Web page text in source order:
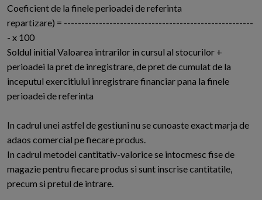
Coeficient de la finele perioadei de referinta
repartizare) = ------------------------------------------------------
- x 100
Soldul initial Valoarea intrarilor in cursul al stocurilor +
perioadei la pret de inregistrare, de pret de cumulat de la
inceputul exercitiului inregistrare financiar pana la finele
perioadei de referinta
In cadrul unei astfel de gestiuni nu se cunoaste exact marja de
adaos comercial pe fiecare produs.
In cadrul metodei cantitativ-valorice se intocmesc fise de
magazie pentru fiecare produs si sunt inscrise cantitatile,
precum si pretul de intrare.